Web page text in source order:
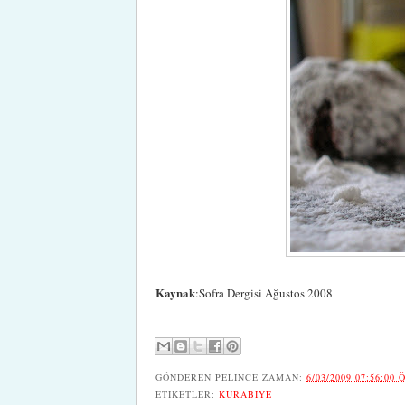
Kaynak:Sofra Dergisi Ağustos 2008
GÖNDEREN PELINCE ZAMAN:6/03/2009 07:56:00
ETIKETLER: KURABIYE